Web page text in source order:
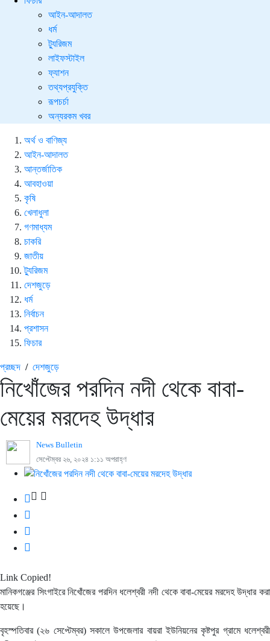
আইন-আদালত
ধর্ম
ট্যুরিজম
লাইফস্টাইল
ফ্যাশন
তথ্যপ্রযুক্তি
রূপচর্চা
অন্যরকম খবর
অর্থ ও বাণিজ্য
আইন-আদালত
আন্তর্জাতিক
আবহাওয়া
কৃষি
খেলাধুলা
গণমাধ্যম
চাকরি
জাতীয়
ট্যুরিজম
দেশজুড়ে
ধর্ম
নির্বাচন
প্রশাসন
ফিচার
প্রচ্ছদ / দেশজুড়ে
নিখোঁজের পরদিন নদী থেকে বাবা-
মেয়ের মরদেহ উদ্ধার
News Bulletin
সেপ্টেম্বর ২৬, ২০২৪ ১:১১ অপরাহ্ণ
Link Copied!
মানিকগঞ্জের সিংগাইরে নিখোঁজের পরদিন ধলেশ্বরী নদী থেকে বাবা-মেয়ের মরদেহ উদ্ধার করা
হয়েছে।
বৃহস্পতিবার (২৬ সেপ্টেম্বর) সকালে উপজেলার বায়রা ইউনিয়নের কৃষ্টপুর গ্রামে ধলেশ্বরী